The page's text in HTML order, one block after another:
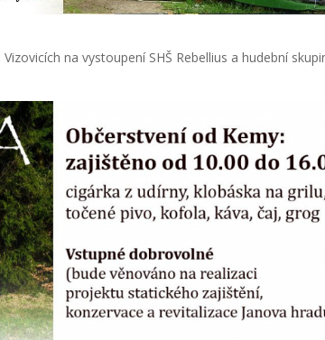
na vystoupení SHŠ Rebellius a hudební